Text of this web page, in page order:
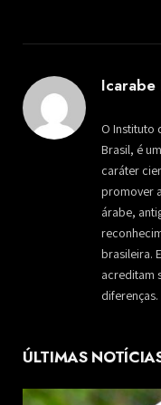
O Instituto
Brasil, é
caráter
promover
árabe,
brasileira.
acreditam
diferenças.
ÚLTIMAS